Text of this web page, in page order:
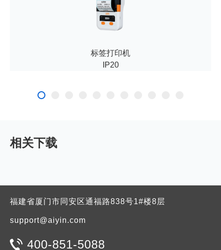
标签打印机
IP20
相关下载
福建省厦门市同安区通福路838号1#楼8层
support@aiyin.com
400-851-5088